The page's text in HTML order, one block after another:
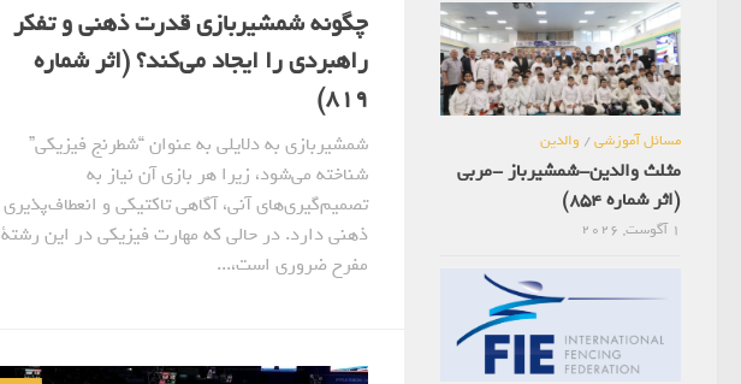
چگونه شمشیربازی قدرت ذهنی و تفکر
راهبردی را ایجاد می‌کند؟ (اثر شماره
819)
شمشیربازی به دلایلی به عنوان “شطرنج فیزیکی”
شناخته می‌شود، زیرا هر بازی آن نیاز به
تصمیم‌گیری‌های آنی، آگاهی تاکتیکی و انعطاف‌پذیری
ذهنی دارد. در حالی که مهارت فیزیکی در این رشتة
مفرح ضروری است،...
مسائل آموزشی/ والدین
مثلث والدین-شمشیرباز -مربی
(اثر شماره 854)
1 آگوست, 2026